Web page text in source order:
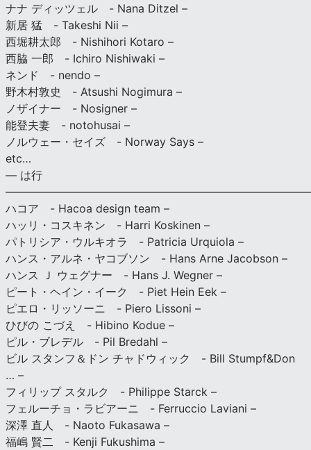
ナナ ディッツェル - Nana Ditzel –
新居 猛 - Takeshi Nii –
西堀耕太郎 - Nishihori Kotaro –
西脇 一郎 - Ichiro Nishiwaki –
ネンド - nendo –
野木村敦史 - Atsushi Nogimura –
ノザイナー - Nosigner –
能登夫妻 - notohusai –
ノルウェー・セイズ - Norway Says –
etc…
— は行
ハコア - Hacoa design team –
ハッリ・コスキネン - Harri Koskinen –
パトリシア・ウルキオラ - Patricia Urquiola –
ハンス・アルネ・ヤコブソン - Hans Arne Jacobson –
ハンス Ｊ ウェグナー - Hans J. Wegner –
ピート・ヘイン・イーク - Piet Hein Eek –
ピエロ・リッソーニ - Piero Lissoni –
ひびの こづえ - Hibino Kodue –
ピル・ブレデル - Pil Bredahl –
ビル スタンフ＆ドン チャドウィック - Bill Stumpf&Don
… –
フィリップ スタルク - Philippe Starck –
フェルーチョ・ラビアーニ - Ferruccio Laviani –
深澤 直人 - Naoto Fukasawa –
福嶋 賢二 - Kenji Fukushima –